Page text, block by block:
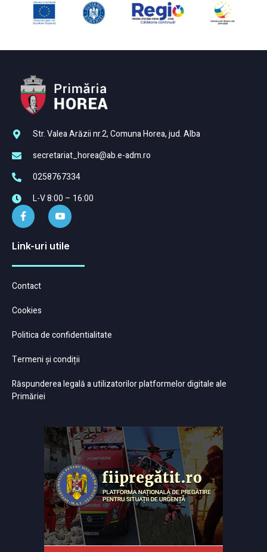
Str. Valea Arăzii nr.2, Comuna Horea, jud. Alba
secretariat_horea@ab.e-adm.ro
0258767334
L-V 8:00 – 16:00
Link-uri utile
Contact
Cookies
Politica de confidentialitate
Termeni și condiții
Răspunderea legală a utilizatorilor platformelor digitale ale
Primăriei